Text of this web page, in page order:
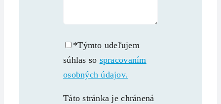
*Týmto udeľujem
súhlas so spracovaním
osobných údajov.
Táto stránka je chránená